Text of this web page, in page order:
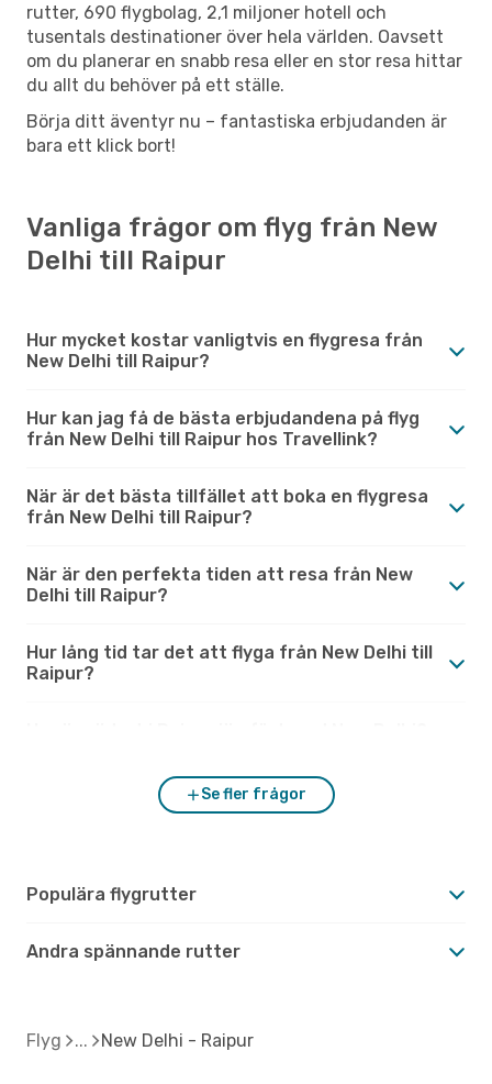
rutter, 690 flygbolag, 2,1 miljoner hotell och
tusentals destinationer över hela världen. Oavsett
om du planerar en snabb resa eller en stor resa hittar
du allt du behöver på ett ställe.
Börja ditt äventyr nu – fantastiska erbjudanden är
bara ett klick bort!
Vanliga frågor om flyg från New
Delhi till Raipur
Hur mycket kostar vanligtvis en flygresa från
New Delhi till Raipur?
Hur kan jag få de bästa erbjudandena på flyg
från New Delhi till Raipur hos Travellink?
När är det bästa tillfället att boka en flygresa
från New Delhi till Raipur?
När är den perfekta tiden att resa från New
Delhi till Raipur?
Hur lång tid tar det att flyga från New Delhi till
Raipur?
Se fler frågor
Populära flygrutter
Andra spännande rutter
Flyg New Delhi - Raipur